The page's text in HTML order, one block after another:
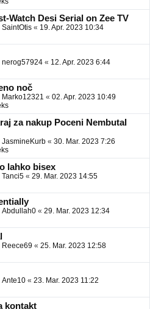
Watch Desi Serial on Zee TV
SaintOtis « 19. Apr. 2023 10:34
nerog57924 « 12. Apr. 2023 6:44
noč
Marko12321 « 02. Apr. 2023 10:49
za nakup Poceni Nembutal
JasmineKurb « 30. Mar. 2023 7:26
lahko bisex
Tanci5 « 29. Mar. 2023 14:55
Abdullah0 « 29. Mar. 2023 12:34
Reece69 « 25. Mar. 2023 12:58
Ante10 « 23. Mar. 2023 11:22
kontakt